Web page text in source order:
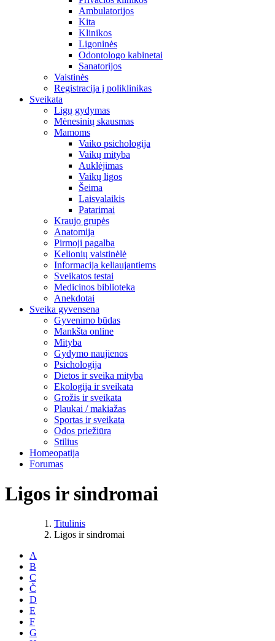
Ambulatorijos
Kita
Klinikos
Ligoninės
Odontologo kabinetai
Sanatorijos
Vaistinės
Registracija į poliklinikas
Sveikata
Ligų gydymas
Mėnesinių skausmas
Mamoms
Vaiko psichologija
Vaikų mityba
Auklėjimas
Vaikų ligos
Šeima
Laisvalaikis
Patarimai
Kraujo grupės
Anatomija
Pirmoji pagalba
Kelionių vaistinėlė
Informacija keliaujantiems
Sveikatos testai
Medicinos biblioteka
Anekdotai
Sveika gyvensena
Gyvenimo būdas
Mankšta online
Mityba
Gydymo naujienos
Psichologija
Dietos ir sveika mityba
Ekologija ir sveikata
Grožis ir sveikata
Plaukai / makiažas
Sportas ir sveikata
Odos priežiūra
Stilius
Homeopatija
Forumas
Ligos ir sindromai
Titulinis
Ligos ir sindromai
A
B
C
Č
D
E
F
G